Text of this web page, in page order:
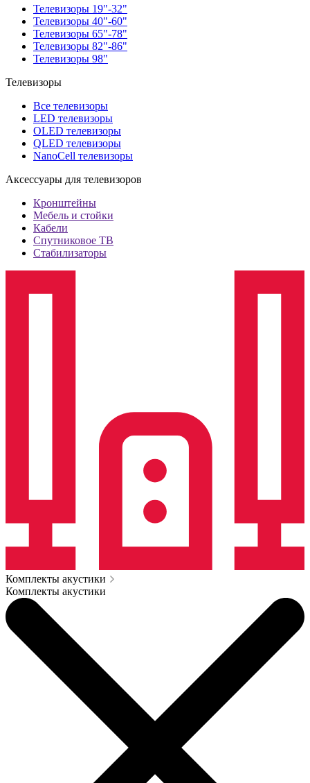
Телевизоры 19"-32"
Телевизоры 40"-60"
Телевизоры 65"-78"
Телевизоры 82"-86"
Телевизоры 98"
Телевизоры
Все телевизоры
LED телевизоры
OLED телевизоры
QLED телевизоры
NanoCell телевизоры
Аксессуары для телевизоров
Кронштейны
Мебель и стойки
Кабели
Спутниковое ТВ
Стабилизаторы
Комплекты акустики
Комплекты акустики